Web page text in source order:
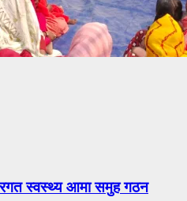
स्वस्थ्य आमा समुह गठन